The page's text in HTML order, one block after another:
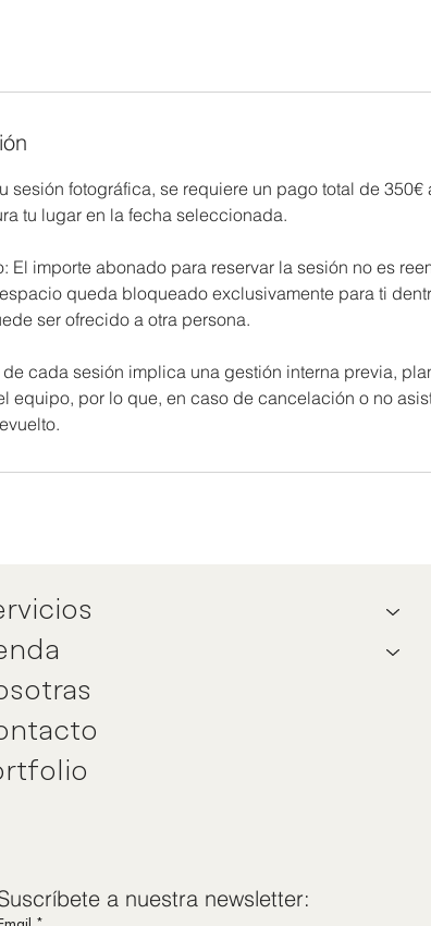
sesión fotográfica, se requiere un pago total de 350€
tu lugar en la fecha seleccionada.
El importe abonado para reservar la sesión no es
queda bloqueado exclusivamente para ti
ser ofrecido a otra persona.
cada sesión implica una gestión interna previa,
equipo, por lo que, en caso de cancelación o no
a nuestra newsletter: